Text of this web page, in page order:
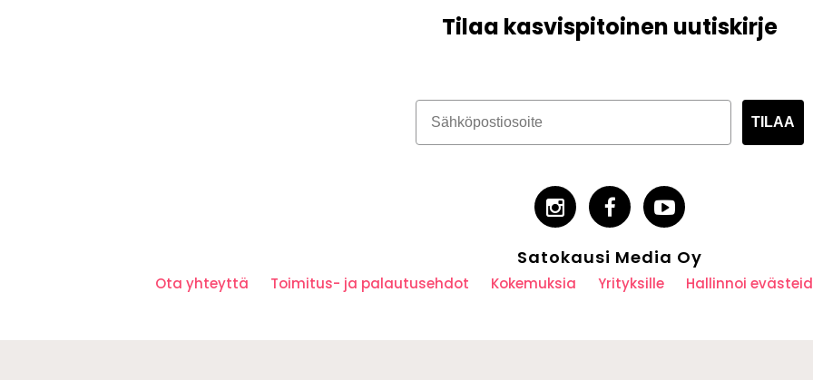
Tilaa kasvispitoinen uutiskirje
TILAA
Satokausi Media Oy
Ota yhteyttä Toimitus- ja palautusehdot Kokemuksia Yrityksille Hallinnoi